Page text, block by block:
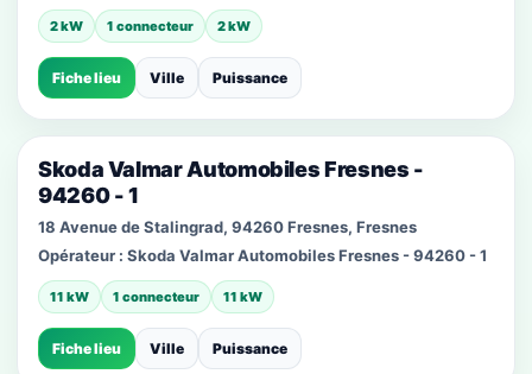
2 kW 1 connecteur 2 kW
Fiche lieu Ville Puissance
Skoda Valmar Automobiles Fresnes -
94260 - 1
18 Avenue de Stalingrad, 94260 Fresnes, Fresnes
Opérateur : Skoda Valmar Automobiles Fresnes - 94260 - 1
11 kW 1 connecteur 11 kW
Fiche lieu Ville Puissance